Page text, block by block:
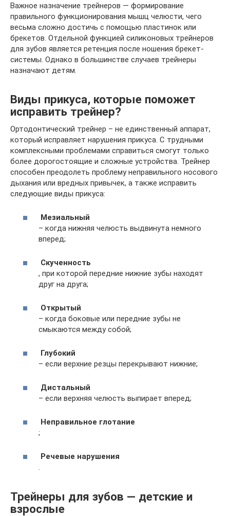
Важное назначение трейнеров — формирование
правильного функционирования мышц челюсти, чего
весьма сложно достичь с помощью пластинок или
брекетов. Отдельной функцией силиконовых трейнеров
для зубов является ретенция после ношения брекет-
системы. Однако в большинстве случаев трейнеры
назначают детям.
Виды прикуса, которые поможет
исправить трейнер?
Ортодонтический трейнер – не единственный аппарат,
который исправляет нарушения прикуса. С трудными
комплексными проблемами справиться смогут только
более дорогостоящие и сложные устройства. Трейнер
способен преодолеть проблему неправильного носового
дыхания или вредных привычек, а также исправить
следующие виды прикуса:
Мезиальный
– когда нижняя челюсть выдвинута немного
вперед;
Скученность
, при которой передние нижние зубы находят
друг на друга;
Открытый
– когда боковые или передние зубы не
смыкаются между собой;
Глубокий
– если верхние резцы перекрывают нижние;
Дистальный
– если верхняя челюсть выпирает вперед;
Неправильное глотание
;
Речевые нарушения
.
Трейнеры для зубов — детские и
взрослые